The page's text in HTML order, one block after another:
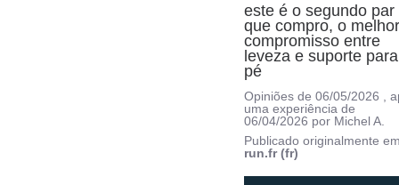
este é o segundo par
que compro, o
compromisso entre
leveza e suporte
pé
Opiniões de06/05/2026
,
uma experiência de
06/04/2026 por Michel A.
Publicado originalmente
run.fr (fr)